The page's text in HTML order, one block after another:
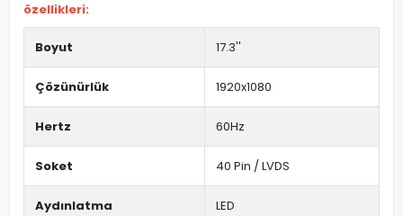
özellikleri:
Boyut 17.3''
Çözünürlük 1920x1080
Hertz 60Hz
Soket 40 Pin / LVDS
Aydınlatma LED